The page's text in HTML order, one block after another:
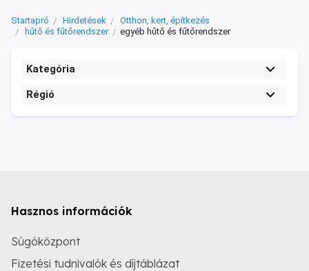
Startapró Hirdetések
Otthon, kert, építkezés
hűtő és fűtőrendszer
egyéb hűtő és fűtőrendszer
Kategória
Régió
Hasznos információk
Súgóközpont
Fizetési tudnivalók és díjtáblázat